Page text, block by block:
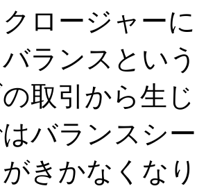
クロージャー
ランスとい
の取引から生
はバランスシ
きかなくな